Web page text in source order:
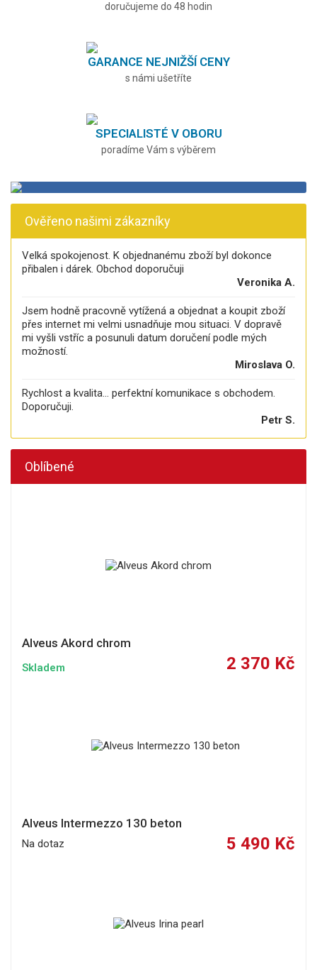
doručujeme do 48 hodin
GARANCE NEJNIŽŠÍ CENY
s námi ušetříte
SPECIALISTÉ V OBORU
poradíme Vám s výběrem
Ověřeno našimi zákazníky
Velká spokojenost. K objednanému zboží byl dokonce
přibalen i dárek. Obchod doporučuji
Veronika A.
Jsem hodně pracovně vytížená a objednat a koupit zboží
přes internet mi velmi usnadňuje mou situaci. V dopravě
mi vyšli vstříc a posunuli datum doručení podle mých
možností.
Miroslava O.
Rychlost a kvalita... perfektní komunikace s obchodem.
Doporučuji.
Petr S.
Oblíbené
Alveus Akord chrom
Skladem 2 370 Kč
Alveus Intermezzo 130 beton
Na dotaz 5 490 Kč